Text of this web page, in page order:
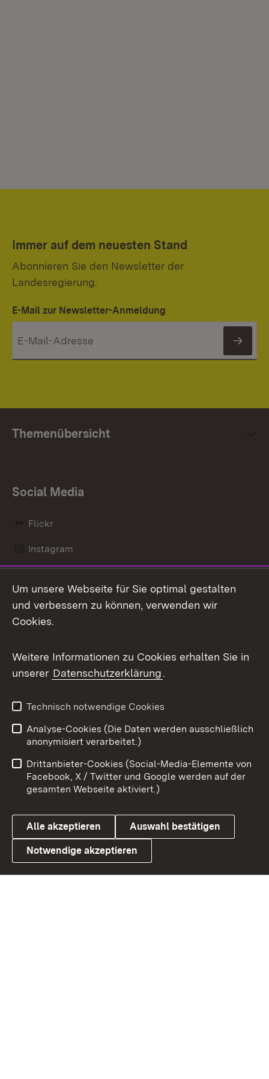
Immer auf dem neuesten Stand
Abonnieren Sie den Newsletter der
Landesregierung.
E-Mail zur Newsletter-Anmeldung
Themenübersicht
Social Media
Flickr
Instagram
Mastodon
Messenger
Social Wall
X / Twitter
Youtube
Link zum Landesportal
Benutzungshinweise
Barrierefreiheit
Datenschutz
Cookies
Um unsere Webseite für Sie optimal gestalten
und verbessern zu können, verwenden wir
Cookies.
Weitere Informationen zu Cookies erhalten Sie in
unserer Datenschutzerklärung.
Technisch notwendige Cookies
Analyse-Cookies (Die Daten werden ausschließlich
anonymisiert verarbeitet.)
Drittanbieter-Cookies (Social-Media-Elemente von
Facebook, X / Twitter und Google werden auf der
gesamten Webseite aktiviert.)
Alle akzeptieren Auswahl bestätigen
Notwendige akzeptieren